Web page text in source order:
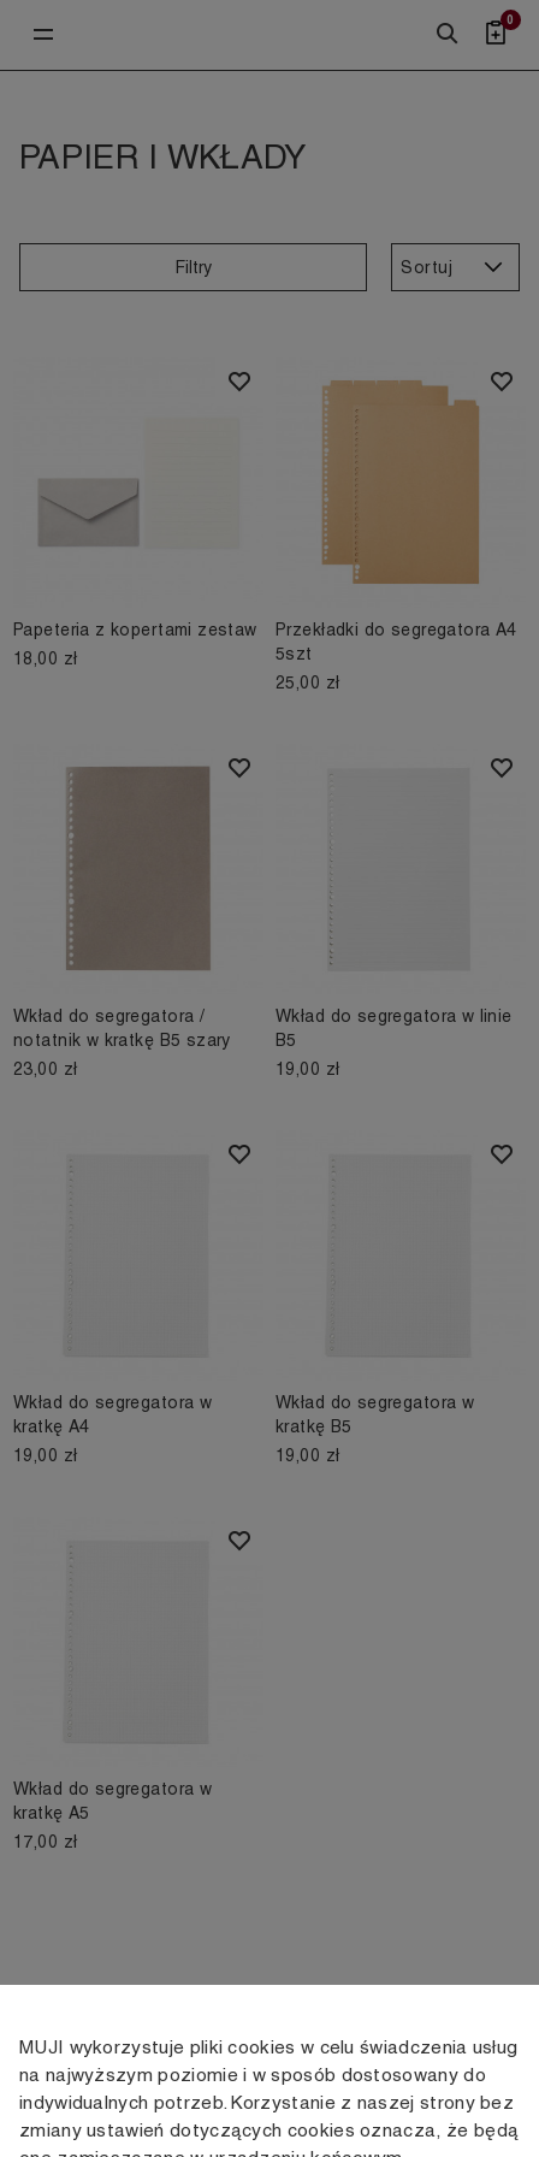
0
PAPIER I WKŁADY
Filtry Sortuj
Papeteria z kopertami zestaw
18,00 zł
Przekładki do segregatora A4
5szt
25,00 zł
Wkład do segregatora /
notatnik w kratkę B5 szary
23,00 zł
Wkład do segregatora w linie
B5
19,00 zł
Wkład do segregatora w
kratkę A4
19,00 zł
Wkład do segregatora w
kratkę B5
19,00 zł
Wkład do segregatora w
kratkę A5
17,00 zł
KONTAKT
+48 505 166 958
zamowienia@muji.com.pl
KONTO
Moje konto
Historia
INFORMACJE
Dostawa
MUJI wykorzystuje pliki cookies w celu świadczenia usług
na najwyższym poziomie i w sposób dostosowany do
indywidualnych potrzeb. Korzystanie z naszej strony bez
zmiany ustawień dotyczących cookies oznacza, że będą